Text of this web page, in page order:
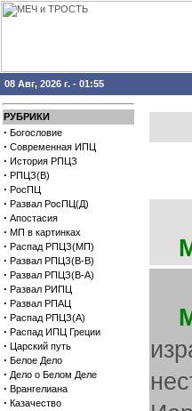
08 Авг, 2026 г. - 01:55
РУБРИКИ
· Богословие
· Современная ИПЦ
· История РПЦЗ
· РПЦЗ(В)
· РосПЦ
· Развал РосПЦ(Д)
· Апостасия
· МП в картинках
· Распад РПЦЗ(МП)
· Развал РПЦЗ(В-В)
· Развал РПЦЗ(В-А)
· Развал РИПЦ
· Развал РПАЦ
· Распад РПЦЗ(А)
· Распад ИПЦ Греции
· Царский путь
· Белое Дело
· Дело о Белом Деле
· Врангелиана
· Казачество